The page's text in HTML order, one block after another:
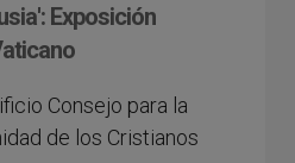
Exposición
Consejo para la
de los Cristianos